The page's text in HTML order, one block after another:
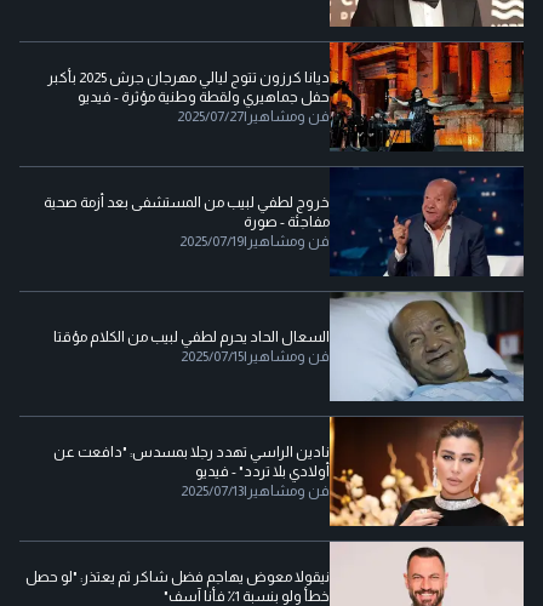
ديانا كرزون تتوج ليالي مهرجان جرش 2025 بأكبر
حفل جماهيري ولقطة وطنية مؤثرة - فيديو
فن ومشاهير |
2025/07/27
خروج لطفي لبيب من المستشفى بعد أزمة صحية
مفاجئة - صورة
فن ومشاهير |
2025/07/19
السعال الحاد يحرم لطفي لبيب من الكلام مؤقتا
فن ومشاهير |
2025/07/15
نادين الراسي تهدد رجلا بمسدس: "دافعت عن
أولادي بلا تردد" - فيديو
فن ومشاهير |
2025/07/13
نيقولا معوض يهاجم فضل شاكر ثم يعتذر: "لو حصل
خطأ ولو بنسبة 1٪ فأنا آسف"